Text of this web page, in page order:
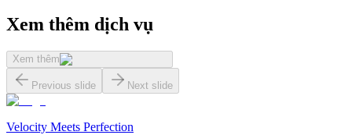
Xem thêm dịch vụ
Xem thêm
Previous slide Next slide
Velocity Meets Perfection